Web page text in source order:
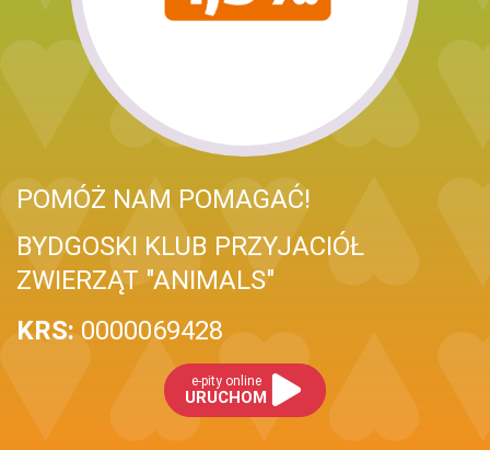
POMÓŻ NAM POMAGAĆ!
BYDGOSKI KLUB PRZYJACIÓŁ
ZWIERZĄT "ANIMALS"
KRS: 0000069428
e-pity online
URUCHOM